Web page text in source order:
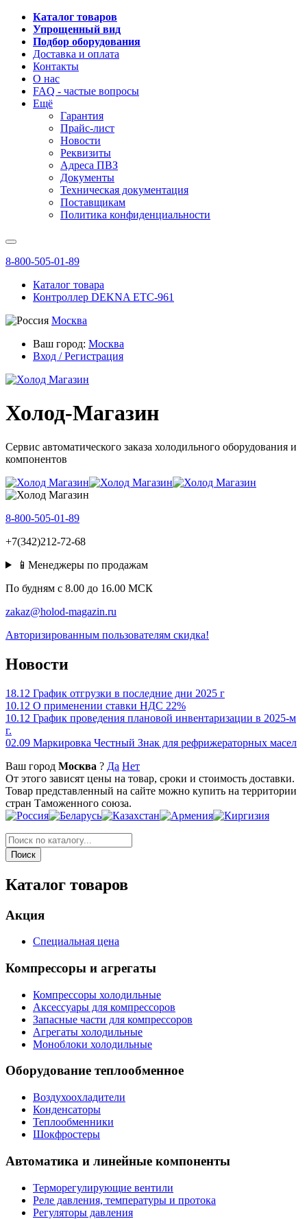
Каталог товаров
Упрощенный вид
Подбор оборудования
Доставка и оплата
Контакты
О нас
FAQ - частые вопросы
Ещё
Гарантия
Прайс-лист
Новости
Реквизиты
Адреса ПВЗ
Документы
Техническая документация
Поставщикам
Политика конфиденциальности
8-800-505-01-89
Каталог товара
Контроллер DEKNA ETC-961
Москва
Ваш город: Москва
Вход / Регистрация
Холод-Магазин
Сервис автоматического заказа холодильного оборудования и
компонентов
8-800-505-01-89
+7(342)212-72-68
📱Менеджеры по продажам
По будням c 8.00 до 16.00 МСК
zakaz@holod-magazin.ru
Авторизированным пользователям скидка!
Новости
18.12 График отгрузки в последние дни 2025 г
10.12 О применении ставки НДС 22%
10.12 График проведения плановой инвентаризации в 2025-м
г.
02.09 Маркировка Честный Знак для рефрижераторных масел
Ваш город Москва ? Да Нет
От этого зависят цены на товар, сроки и стоимость доставки.
Товар представленный на сайте можно купить на территории
стран Таможенного союза.
Каталог товаров
Акция
Специальная цена
Компрессоры и агрегаты
Компрессоры холодильные
Аксессуары для компрессоров
Запасные части для компрессоров
Агрегаты холодильные
Моноблоки холодильные
Оборудование теплообменное
Воздухоохладители
Конденсаторы
Теплообменники
Шокфростеры
Автоматика и линейные компоненты
Терморегулирующие вентили
Реле давления, температуры и протока
Регуляторы давления